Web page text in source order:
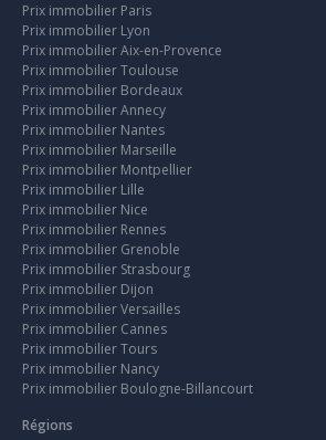
Prix immobilier Paris
Prix immobilier Lyon
Prix immobilier Aix-en-Provence
Prix immobilier Toulouse
Prix immobilier Bordeaux
Prix immobilier Annecy
Prix immobilier Nantes
Prix immobilier Marseille
Prix immobilier Montpellier
Prix immobilier Lille
Prix immobilier Nice
Prix immobilier Rennes
Prix immobilier Grenoble
Prix immobilier Strasbourg
Prix immobilier Dijon
Prix immobilier Versailles
Prix immobilier Cannes
Prix immobilier Tours
Prix immobilier Nancy
Prix immobilier Boulogne-Billancourt
Régions